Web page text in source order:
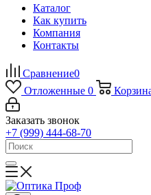
Каталог
Как купить
Компания
Контакты
Сравнение0
Отложенные 0
Заказать звонок
+7 (999) 444-68-70